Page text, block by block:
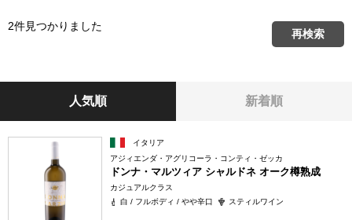
2件見つかりました
再検索
人気順 新着順
イタリア
アジィエンダ・アグリコーラ・コンティ・ゼッカ
ドンナ・マルツィア シャルドネ オーク樽熟成
カジュアルクラス
白 / フルボディ / やや辛口
スティルワイン